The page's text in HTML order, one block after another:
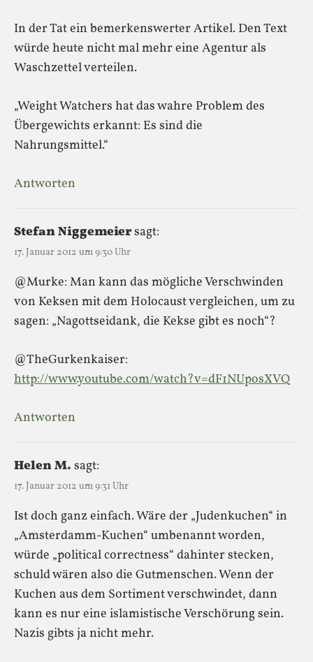
In der Tat ein bemerkenswerter Artikel. Den Text
würde heute nicht mal mehr eine Agentur als
Waschzettel verteilen.
„Weight Watchers hat das wahre Problem des
Übergewichts erkannt: Es sind die
Nahrungsmittel.“
Antworten
Stefan Niggemeiersagt:
17. Januar 2012 um 9:30 Uhr
@Murke: Man kann das mögliche Verschwinden
von Keksen mit dem Holocaust vergleichen, um zu
sagen: „Nagottseidank, die Kekse gibt es noch“?
@TheGurkenkaiser:
http://www.youtube.com/watch?v=dF1NUposXVQ
Antworten
Helen M. sagt:
17. Januar 2012 um 9:31 Uhr
Ist doch ganz einfach. Wäre der „Judenkuchen“ in
„Amsterdamm-Kuchen“ umbenannt worden,
würde „political correctness“ dahinter stecken,
schuld wären also die Gutmenschen. Wenn der
Kuchen aus dem Sortiment verschwindet, dann
kann es nur eine islamistische Verschörung sein.
Nazis gibts ja nicht mehr.